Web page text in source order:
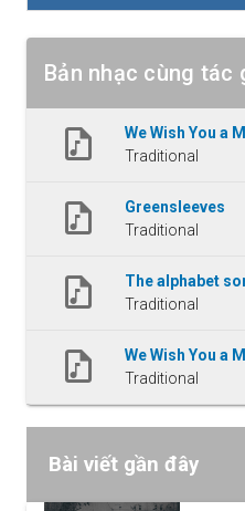
Bản nhạc cùng tác
We Wish You a
Traditional
Greensleeves
Traditional
The alphabet
Traditional
We Wish You a
Traditional
Bài viết gần đây